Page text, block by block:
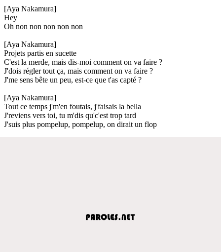
[Aya Nakamura]
Hey
Oh non non non non non
[Aya Nakamura]
Projets partis en sucette
C'est la merde, mais dis-moi comment on va faire ?
J'dois régler tout ça, mais comment on va faire ?
J'me sens bête un peu, est-ce que t'as capté ?
[Aya Nakamura]
Tout ce temps j'm'en foutais, j'faisais la bella
J'reviens vers toi, tu m'dis qu'c'est trop tard
J'suis plus pompelup, pompelup, on dirait un flop